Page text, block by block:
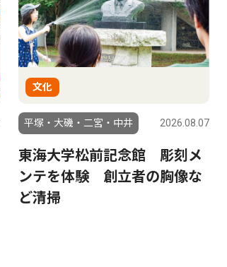
文化
平塚・大磯・二宮・中井 2026.08.07
東海大学松前記念館 彫刻メ
ンテを体験 創立者の胸像な
ど清掃